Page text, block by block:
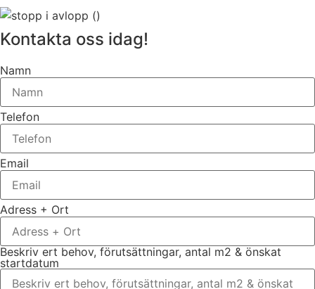
Kontakta oss idag!
Namn
Telefon
Email
Adress + Ort
Beskriv ert behov, förutsättningar, antal m2 & önskat
startdatum